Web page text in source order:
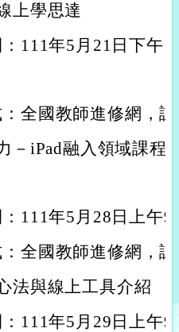
上學思達
111年5月21日下午
全國教師進修網，
－iPad融入領域課程
111年5月28日上午
全國教師進修網，
法與線上工具介紹
111年5月29日上午